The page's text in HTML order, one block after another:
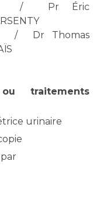
/ Pr Éric
/ Dr Thomas
traitements
urinaire